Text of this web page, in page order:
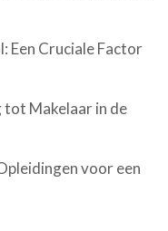
Een Cruciale Factor
Makelaar in de
voor een